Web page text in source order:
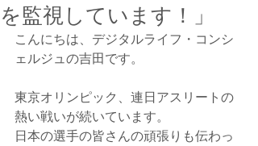
を監視しています！」
こんにちは、デジタルライフ・コンシ
ェルジュの吉田です。
東京オリンピック、連日アスリートの
熱い戦いが続いています。
日本の選手の皆さんの頑張りも伝わっ